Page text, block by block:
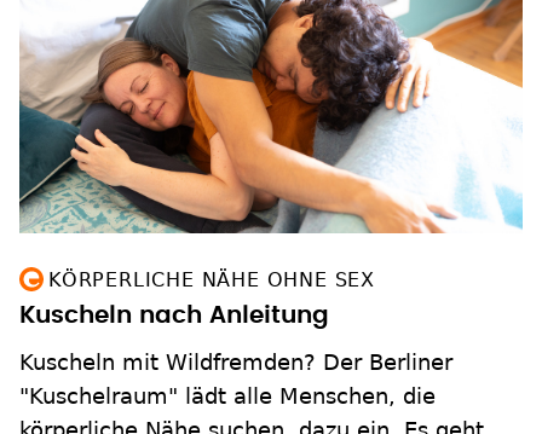
KÖRPERLICHE NÄHE OHNE SEX
Kuscheln nach Anleitung
Kuscheln mit Wildfremden? Der Berliner
"Kuschelraum" lädt alle Menschen, die